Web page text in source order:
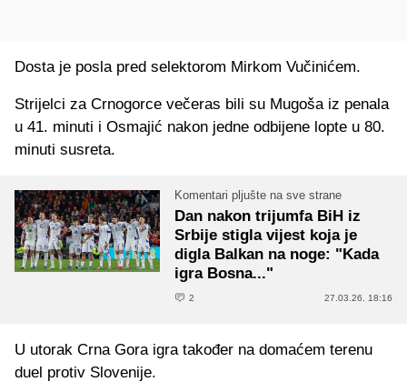
Dosta je posla pred selektorom Mirkom Vučinićem.
Strijelci za Crnogorce večeras bili su Mugoša iz penala
u 41. minuti i Osmajić nakon jedne odbijene lopte u 80.
minuti susreta.
Komentari pljušte na sve strane
Dan nakon trijumfa BiH iz
Srbije stigla vijest koja je
digla Balkan na noge: "Kada
igra Bosna..."
2 27.03.26. 18:16
U utorak Crna Gora igra također na domaćem terenu
duel protiv Slovenije.